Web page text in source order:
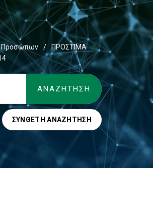
Προσώπων /
ΠΡΟΣΤΙΜΑ
ΣΎΝΘΕΤΗ ΑΝΑΖΉΤΗΣΗ